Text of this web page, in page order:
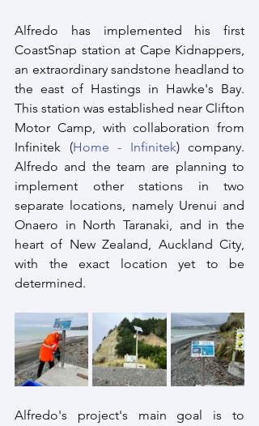
Alfredo has implemented his first
CoastSnap station at Cape Kidnappers,
an extraordinary sandstone headland to
the east of Hastings in Hawke's Bay.
This station was established near Clifton
Motor Camp, with collaboration from
Infinitek (Home - Infinitek) company.
Alfredo and the team are planning to
implement other stations in two
separate locations, namely Urenui and
Onaero in North Taranaki, and in the
heart of New Zealand, Auckland City,
with the exact location yet to be
determined.
Alfredo's project's main goal is to